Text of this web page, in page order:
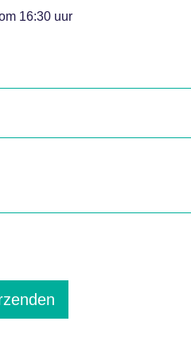
16:30 uur